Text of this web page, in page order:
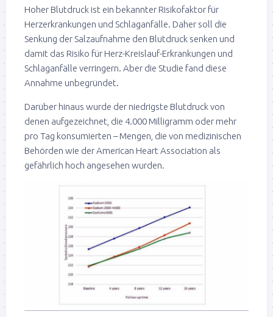
Hoher Blutdruck ist ein bekannter Risikofaktor für
Herzerkrankungen und Schlaganfälle. Daher soll die
Senkung der Salzaufnahme den Blutdruck senken und
damit das Risiko für Herz-Kreislauf-Erkrankungen und
Schlaganfälle verringern. Aber die Studie fand diese
Annahme unbegründet.
Darüber hinaus wurde der niedrigste Blutdruck von
denen aufgezeichnet, die 4.000 Milligramm oder mehr
pro Tag konsumierten – Mengen, die von medizinischen
Behörden wie der American Heart Association als
gefährlich hoch angesehen wurden.